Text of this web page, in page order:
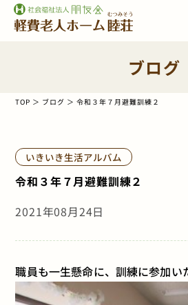
ブログ
TOP ブログ 令和３年７月避難訓練２
いきいき生活アルバム
令和３年７月避難訓練２
2021年08月24日
職員も一生懸命に、訓練に参加い